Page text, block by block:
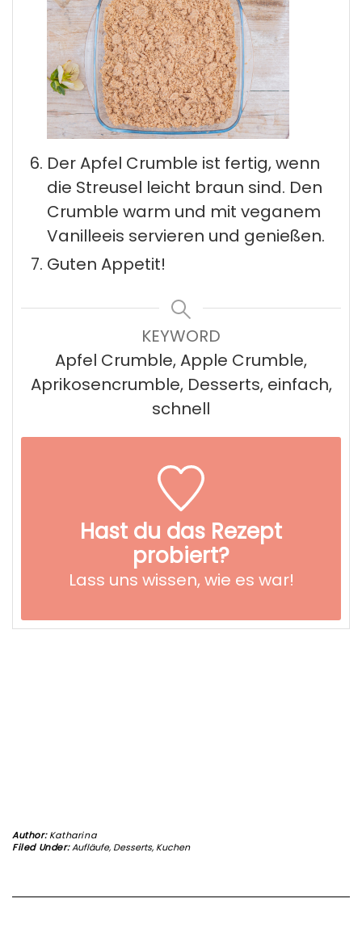
Der Apfel Crumble ist fertig, wenn
die Streusel leicht braun sind. Den
Crumble warm und mit veganem
Vanilleeis servieren und genießen.
Guten Appetit!
KEYWORD
Apfel Crumble, Apple Crumble,
Aprikosencrumble, Desserts, einfach,
schnell
Hast du das Rezept
probiert?
Lass uns wissen, wie es war!
Author:Katharina
Filed Under:Aufläufe, Desserts, Kuchen